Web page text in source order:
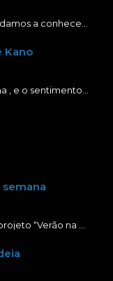
Kano
semana